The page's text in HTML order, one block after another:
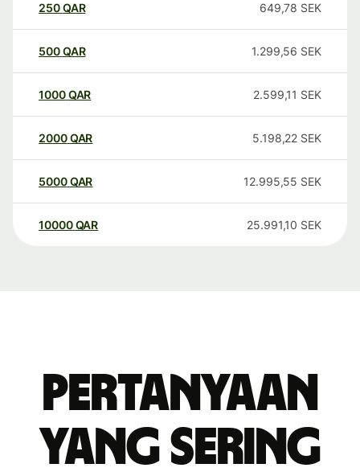
250QAR 649,78 SEK
500QAR 1.299,56 SEK
1000QAR 2.599,11 SEK
2000QAR 5.198,22 SEK
5000QAR 12.995,55 SEK
10000 QAR 25.991,10 SEK
Pertanyaan
yang sering